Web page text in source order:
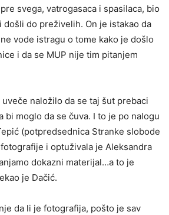
svega, vatrogasaca i spasilaca, bio
došli do preživelih. On je istakao da
vode istragu o tome kako je došlo
i da se MUP nije tim pitanjem
uveče naložilo da se taj šut prebaci
bi moglo da se čuva. I to je po nalogu
(potpredsednica Stranke slobode
i optuživala je Aleksandra
dokazni materijal…a to je
je Dačić.
da li je fotografija, pošto je sav